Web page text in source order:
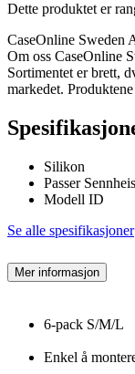
Dette produktet er
CaseOnline
Om oss CaseOnline
Sortimentet er brett,
markedet.
Silikon
Passer
Modell ID
Se alle spesifikasjoner
Mer informasjon
6-pack S/M/L
Enkel å